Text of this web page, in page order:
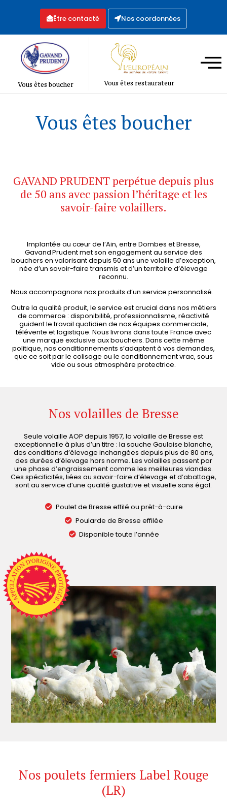
Être contacté Nos coordonnées
Vous êtes boucher Vous êtes restaurateur
Vous êtes boucher
GAVAND PRUDENT perpétue depuis plus
de 50 ans avec passion l’héritage et les
savoir-faire volaillers.
Implantée au cœur de l’Ain, entre Dombes et Bresse,
Gavand Prudent met son engagement au service des
bouchers en valorisant depuis 50 ans une volaille d’exception,
née d’un savoir-faire transmis et d’un territoire d’élevage
reconnu.
Nous accompagnons nos produits d’un service personnalisé.
Outre la qualité produit, le service est crucial dans nos métiers
de commerce : disponibilité, professionnalisme, réactivité
guident le travail quotidien de nos équipes commerciale,
télévente et logistique. Nous livrons dans toute France avec
une marque exclusive aux bouchers. Dans cette même
politique, nos conditionnements s’adaptent à vos demandes,
que ce soit par le colisage ou le conditionnement vrac, sous
vide ou sous atmosphère protectrice.
Nos volailles de Bresse
Seule volaille AOP depuis 1957, la volaille de Bresse est
exceptionnelle à plus d’un titre : la souche Gauloise blanche,
des conditions d’élevage inchangées depuis plus de 80 ans,
des durées d’élevage hors norme. Les volailles passent par
une phase d’engraissement comme les meilleures viandes.
Ces spécificités, liées au savoir-faire d’élevage et d’abattage,
sont au service d’une qualité gustative et visuelle sans égal.
Poulet de Bresse effilé ou prêt-à-cuire
Poularde de Bresse effilée
Disponible toute l’année
Nos poulets fermiers Label Rouge
(LR)